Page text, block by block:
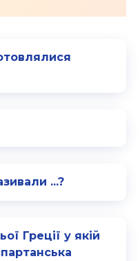
...?
Греції у якій